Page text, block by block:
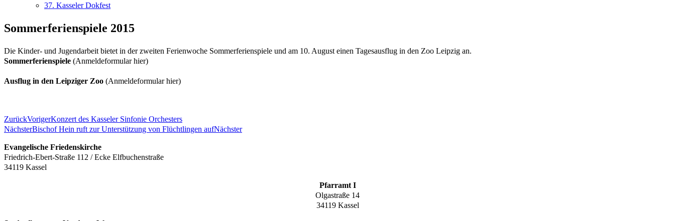
37. Kasseler Dokfest
Sommerferienspiele 2015
Die Kinder- und Jugendarbeit bietet in der zweiten Ferienwoche Sommerferienspiele und am 10. August einen Tagesausflug in den Zoo Leipzig an.
Sommerferienspiele (Anmeldeformular hier)
Ausflug in den Leipziger Zoo (Anmeldeformular hier)
ZurückVorigerKonzert des Kasseler Sinfonie Orchesters
NächsterBischof Hein ruft zur Unterstützung von Flüchtlingen aufNächster
Evangelische Friedenskirche
Friedrich-Ebert-Straße 112 / Ecke Elfbuchenstraße
34119 Kassel
Pfarramt I
Olgastraße 14
34119 Kassel